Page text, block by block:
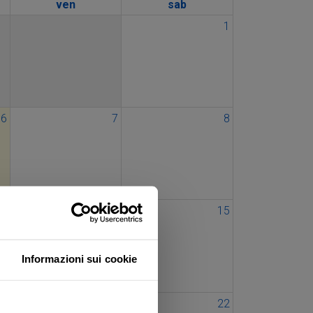
Informazioni sui cookie
ven
sab
1
6 7 8
14 15
22